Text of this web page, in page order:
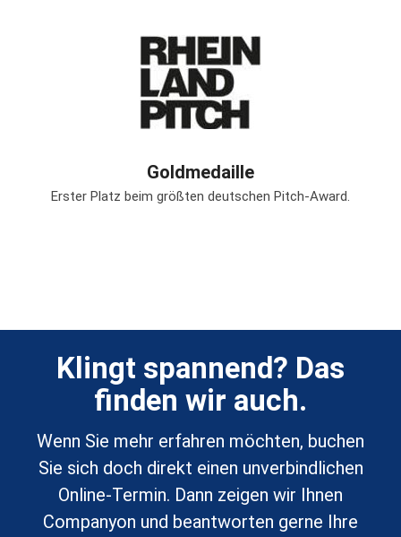
Goldmedaille
Erster Platz beim größten deutschen Pitch-Award.
Klingt spannend? Das
finden wir auch.
Wenn Sie mehr erfahren möchten, buchen
Sie sich doch direkt einen unverbindlichen
Online-Termin. Dann zeigen wir Ihnen
Companyon und beantworten gerne Ihre